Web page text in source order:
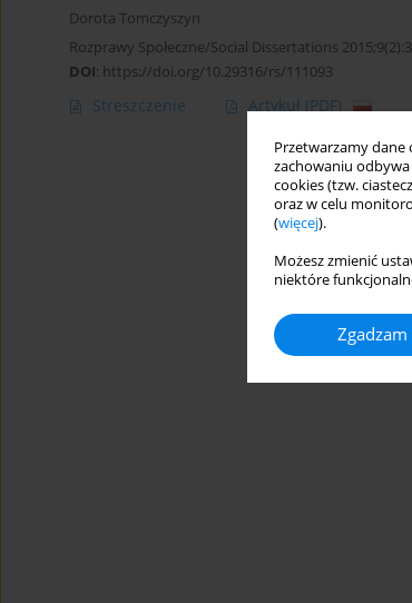
Przetwarzamy dane
zachowaniu
cookies (tzw.
oraz w celu
(więcej).
Możesz zmienić
niektóre
Zgadzam
Dorota Tomczyszyn
Rozprawy Społeczne/Social Dissertations
DOI: https://doi.org/10.29316/rs/111093
Streszczenie Artykuł (PDF)